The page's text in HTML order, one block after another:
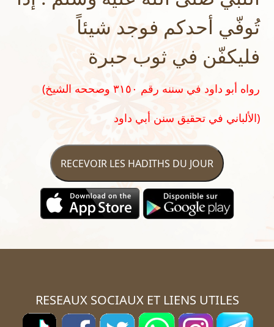
تُوفّي أحدكم فوجد شيئاً
فليكفّن في ثوب حبرة
(رواه أبو داود في سننه رقم ٣١٥٠ وصححه الشيخ
الألباني في تحقيق سنن أبي داود)
RECEVOIR LES HADITHS DU JOUR
RESEAUX SOCIAUX ET LIENS UTILES